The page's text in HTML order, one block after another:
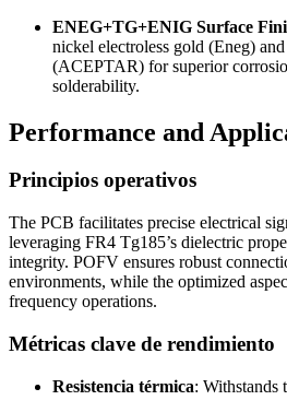
ENEG+TG+ENIG Surface
nickel electroless gold (Eneg)
(ACEPTAR) for superior
solderability.
Performance and
Principios operativos
The PCB facilitates precise electrical
leveraging FR4 Tg185’s dielectric
integrity. POFV ensures robust
environments, while the optimized
frequency operations.
Métricas clave de rendimiento
Resistencia térmica: Withstands